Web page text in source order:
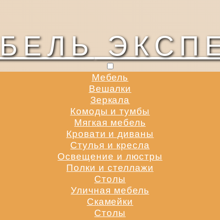
Мебель
Вешалки
Зеркала
Комоды и тумбы
Мягкая мебель
Кровати и диваны
Стулья и кресла
Освещение и люстры
Полки и стеллажи
Столы
Уличная мебель
Скамейки
Столы